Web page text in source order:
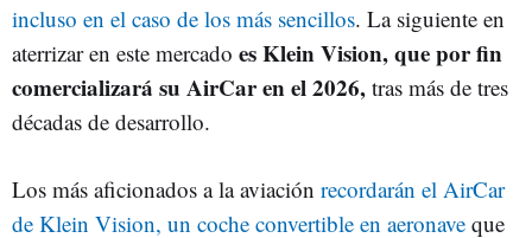
incluso en el caso de los más sencillos. La siguiente en
aterrizar en este mercado es Klein Vision, que por fin
comercializará su AirCar en el 2026, tras más de tres
décadas de desarrollo.
Los más aficionados a la aviación recordarán el AirCar
de Klein Vision, un coche convertible en aeronave que